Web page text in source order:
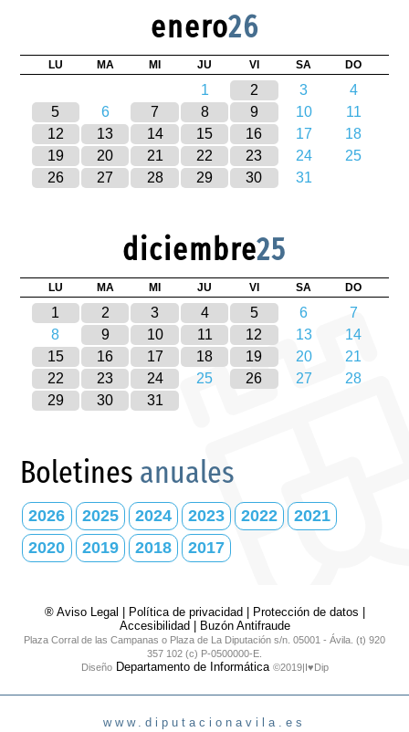
enero26
LU MA MI JU VI SA DO
1 2 3
4
5
6 7 8 9 10
11
12
13 14 15 16 17
18
19
20 21 22 23 24
25
26
27 28 29 30 31
diciembre25
LU MA MI JU VI SA DO
1 2 3 4 5 6
7
8
9 10 11 12 13
14
15
16 17 18 19 20
21
22
23 24 25 26 27
28
29
30 31
Boletines anuales
2026 2025 2024 2023 2022
2021
2020
2019 2018 2017
® Aviso Legal Política de privacidad Protección de datos
Accesibilidad
Buzón Antifraude
Plaza Corral de las Campanas o Plaza de La Diputación s/n. 05001 - Ávila. (t) 920
357 102 (c) P-0500000-E.
DiseñoDepartamento de Informática ©2019|I♥Dip
www.diputacionavila.es